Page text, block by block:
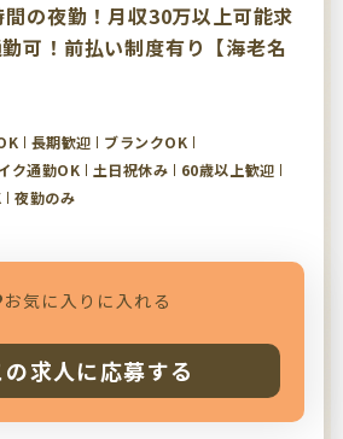
の夜勤！月収30万以上可能求
可！前払い制度有り【海老名
長期歓迎
ブランクOK
ク通勤OK 土日祝休み
60歳以上歓迎
夜勤のみ
お気に入りに入れる
の求人に応募する